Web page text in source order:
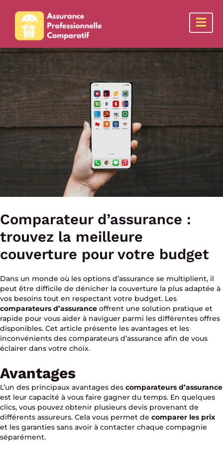
Comparateur d’assurance :
trouvez la meilleure
couverture pour votre budget
Dans un monde où les options d’assurance se multiplient, il
peut être difficile de dénicher la couverture la plus adaptée à
vos besoins tout en respectant votre budget. Les
comparateurs d’assurance offrent une solution pratique et
rapide pour vous aider à naviguer parmi les différentes offres
disponibles. Cet article présente les avantages et les
inconvénients des comparateurs d’assurance afin de vous
éclairer dans votre choix.
Avantages
L’un des principaux avantages des comparateurs d’assurance
est leur capacité à vous faire gagner du temps. En quelques
clics, vous pouvez obtenir plusieurs devis provenant de
différents assureurs. Cela vous permet de comparer les prix
et les garanties sans avoir à contacter chaque compagnie
séparément.